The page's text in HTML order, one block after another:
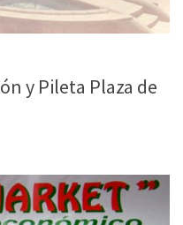
y Pileta Plaza de